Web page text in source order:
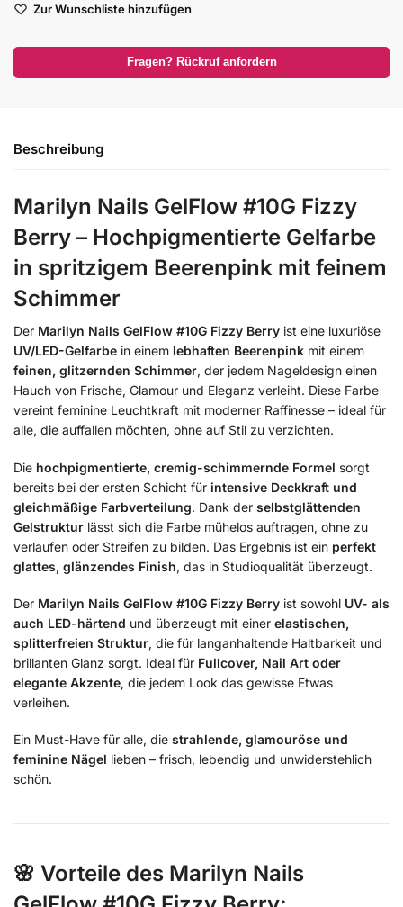
Zur Wunschliste hinzufügen
Fragen? Rückruf anfordern
Beschreibung
Marilyn Nails GelFlow #10G Fizzy
Berry – Hochpigmentierte Gelfarbe
in spritzigem Beerenpink mit feinem
Schimmer
Der Marilyn Nails GelFlow #10G Fizzy Berry ist eine luxuriöse
UV/LED-Gelfarbe in einem lebhaften Beerenpink mit einem
feinen, glitzernden Schimmer, der jedem Nageldesign einen
Hauch von Frische, Glamour und Eleganz verleiht. Diese Farbe
vereint feminine Leuchtkraft mit moderner Raffinesse – ideal für
alle, die auffallen möchten, ohne auf Stil zu verzichten.
Die hochpigmentierte, cremig-schimmernde Formel sorgt
bereits bei der ersten Schicht für intensive Deckkraft und
gleichmäßige Farbverteilung. Dank der selbstglättenden
Gelstruktur lässt sich die Farbe mühelos auftragen, ohne zu
verlaufen oder Streifen zu bilden. Das Ergebnis ist ein perfekt
glattes, glänzendes Finish, das in Studioqualität überzeugt.
Der Marilyn Nails GelFlow #10G Fizzy Berry ist sowohl UV- als
auch LED-härtend und überzeugt mit einer elastischen,
splitterfreien Struktur, die für langanhaltende Haltbarkeit und
brillanten Glanz sorgt. Ideal für Fullcover, Nail Art oder
elegante Akzente, die jedem Look das gewisse Etwas
verleihen.
Ein Must-Have für alle, die strahlende, glamouröse und
feminine Nägel lieben – frisch, lebendig und unwiderstehlich
schön.
🌸 Vorteile des Marilyn Nails